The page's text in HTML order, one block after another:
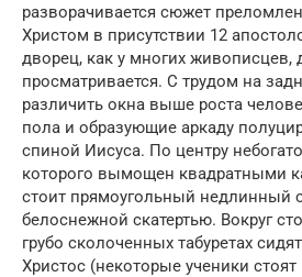
разворачивается сюжет
Христом в присутствии 12
дворец, как у многих
просматривается. С трудом на
различить окна выше роста
пола и образующие аркаду
спиной Иисуса. По центру
которого вымощен квадратными
стоит прямоугольный недлинный
белоснежной скатертью. Вокруг
грубо сколоченных табуретах
Христос (некоторые ученики стоят